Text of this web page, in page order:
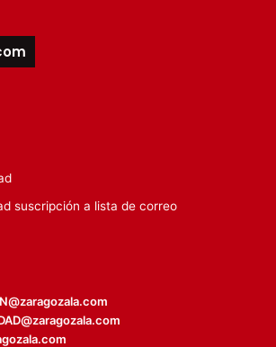
suscripción a lista de correo